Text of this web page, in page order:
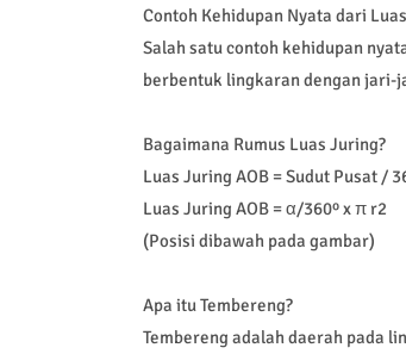
Contoh Kehidupan Nyata dari
Salah satu contoh kehidupan
berbentuk lingkaran dengan jari-
Bagaimana Rumus Luas Juring?
Luas Juring AOB = Sudut Pusat /
Luas Juring AOB = α/360º x π r2
(Posisi dibawah pada gambar)
Apa itu Tembereng?
Tembereng adalah daerah pada